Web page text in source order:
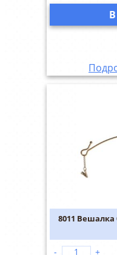
8011
- +